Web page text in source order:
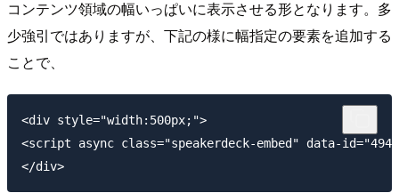
コンテンツ領域の幅いっぱいに表示させる形となります。多
少強引ではありますが、下記の様に幅指定の要素を追加する
ことで、
<div style="width:500px;">
<script async class="speakerdeck-embed" data-